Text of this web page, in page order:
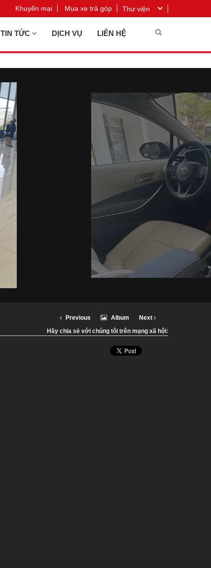
Thư viện
Khuyến mại Mua xe trả góp
TIN TỨC DỊCH VỤ LIÊN HỆ
Previous Album
Next
Hãy chia sẻ với chúng tôi trên mạng xã hội: